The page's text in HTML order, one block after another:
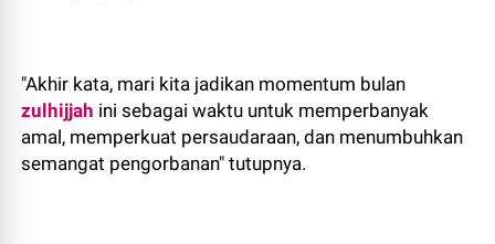
"Akhir kata, mari kita jadikan momentum bulan
zulhijjah ini sebagai waktu untuk memperbanyak
amal, memperkuat persaudaraan, dan menumbuhkan
semangat pengorbanan" tutupnya.